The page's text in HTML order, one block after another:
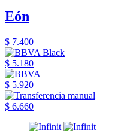
Eón
$ 7.400
$ 5.180
$ 5.920
$ 6.660